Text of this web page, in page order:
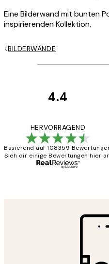
Eine Bilderwand mit bunten
inspirierenden Kollektion.
BILDERWÄNDE
4.4
HERVORRAGEND
Basierend auf 108359
Sieh dir einige Bewertungen hier